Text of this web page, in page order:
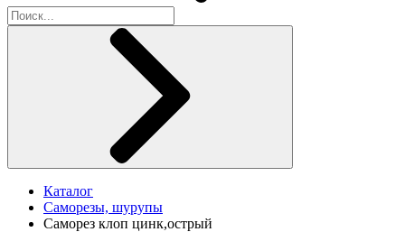
Каталог
Саморезы, шурупы
Саморез клоп цинк,острый